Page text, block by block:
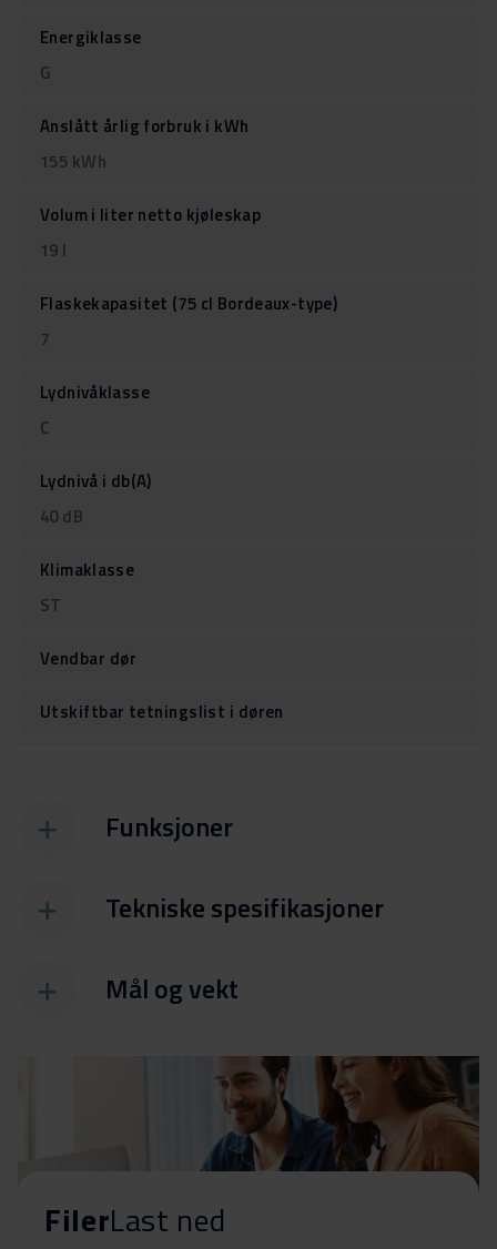
Energiklasse
G
Anslått årlig forbruk i kWh
155 kWh
Volum i liter netto kjøleskap
19 l
Flaskekapasitet (75 cl Bordeaux-type)
7
Lydnivåklasse
C
Lydnivå i db(A)
40 dB
Klimaklasse
ST
Vendbar dør
Utskiftbar tetningslist i døren
Funksjoner
Tekniske spesifikasjoner
Mål og vekt
FilerLast ned